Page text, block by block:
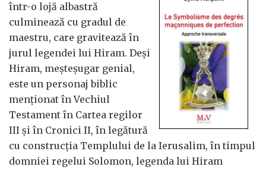
într-o lojă albastră
culminează cu gradul de
maestru, care gravitează în
jurul legendei lui Hiram. Deși
Hiram, meșteșugar genial,
este un personaj biblic
menționat în Vechiul
Testament în Cartea regilor
III și în Cronici II, în legătură
cu construcția Templului de la Ierusalim, în timpul
domniei regelui Solomon, legenda lui Hiram